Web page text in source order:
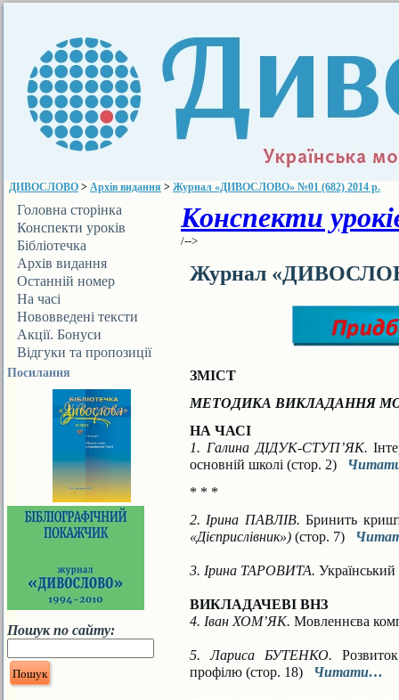
ДИВОСЛОВО > Архів видання > Журнал «ДИВОСЛОВО» №01 (682) 2014 р.
Головна сторінка
Конспекти уроків
Бібліотечка
ДИВОСЛОВА
Архів видання
Останній номер
На часі
Нововведені тексти
Акції. Бонуси
Відгуки та пропозиції
Посилання
Пошук по сайту:
Конспекти
/-->
Журнал
ЗМІСТ
МЕТОДИКА ВИКЛАДАННЯ
НА ЧАСІ
1. Галина ДІДУК-СТУП’ЯК.
основній школі (стор. 2)
* * *
2. Ірина ПАВЛІВ.Бринить
«Дієприслівник») (стор. 7)
3. Ірина ТАРОВИТА.
ВИКЛАДАЧЕВІ ВНЗ
4. Іван ХОМ’ЯК. Мовленнєва
5. Лариса БУТЕНКО.
профілю (стор. 18) Читати…